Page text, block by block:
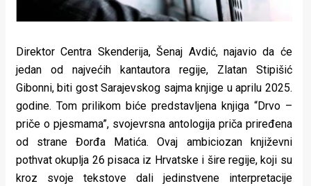
Život
pokretu
Ideje
koje
Direktor Centra Skenderija, Šenaj Avdić, najavio da će
jedan od najvećih kantautora regije, Zlatan Stipišić
Gibonni, biti gost Sarajevskog sajma knjige u aprilu 2025.
godine. Tom prilikom biće predstavljena knjiga “Drvo –
priče o pjesmama”, svojevrsna antologija priča priređena
od strane Đorđa Matića. Ovaj ambiciozan književni
pothvat okuplja 26 pisaca iz Hrvatske i šire regije, koji su
kroz svoje tekstove dali jedinstvene interpretacije